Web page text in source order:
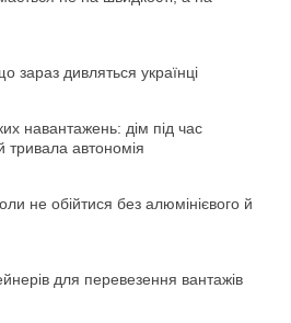
зараз дивляться українці
навантажень: дім під час
тривала автономія
не обійтися без алюмінієвого й
для перевезення вантажів